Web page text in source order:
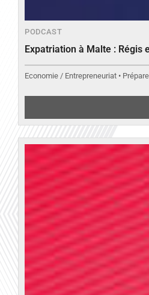
PODCAST
Expatriation à Malte : Régis
Economie / Entrepreneuriat •